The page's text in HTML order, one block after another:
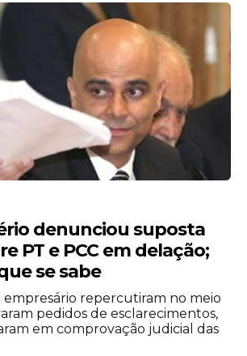
denunciou suposta
PT e PCC em delação;
se sabe
empresário repercutiram no meio
pedidos de esclarecimentos,
em comprovação judicial das